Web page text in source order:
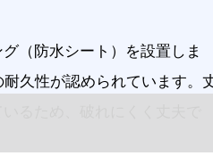
（防水シート）を設置しま
久性が認められています。
るため、破れにくく丈夫で